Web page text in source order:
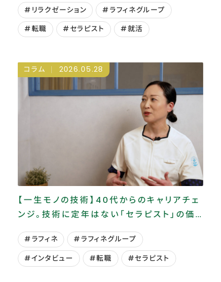
#リラクゼーション
#ラフィネグループ
#転職
#セラピスト #就活
コラム 2026.05.28
【一生モノの技術】40代からのキャリアチェ
ンジ。技術に定年はない「セラピスト」の価
値
#ラフィネ
#ラフィネグループ
#インタビュー
#転職 #セラピスト